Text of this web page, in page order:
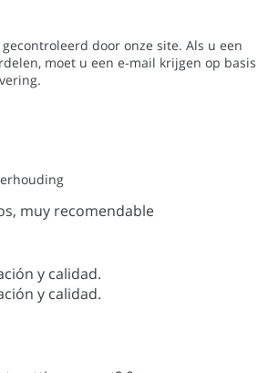
door onze site. Als u een
moet u een e-mail krijgen op basis
muy recomendable
y calidad.
y calidad.